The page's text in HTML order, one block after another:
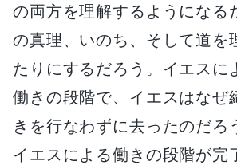
の両方を理解するようになる
の真理、いのち、そして道を
たりにするだろう。イエスに
働きの段階で、イエスはなぜ
きを行なわずに去ったのだろ
イエスによる働きの段階が完